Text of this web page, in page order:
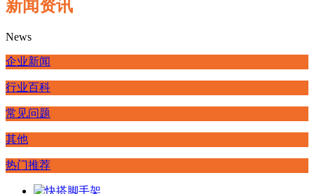
新闻资讯
News
企业新闻
行业百科
常见问题
其他
热门推荐